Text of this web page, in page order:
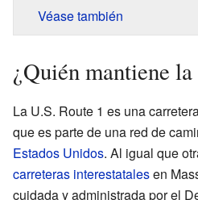
Véase también
¿Quién mantiene
La U.S. Route 1 es una
que es parte de una red de
Estados Unidos. Al igual que
carreteras interestatalesen
cuidada y administrada por el